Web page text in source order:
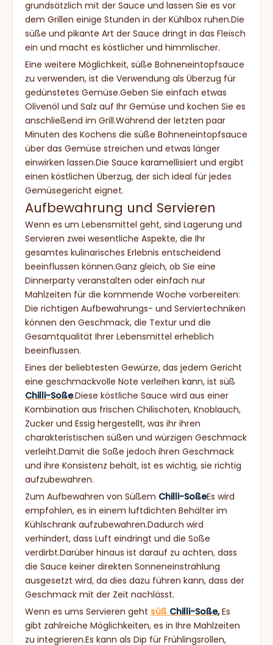
grundsätzlich mit der Sauce und lassen Sie es vor
dem Grillen einige Stunden in der Kühlbox ruhen.Die
süße und pikante Art der Sauce dringt in das Fleisch
ein und macht es köstlicher und himmlischer.
Eine weitere Möglichkeit, süße Bohneneintopfsauce
zu verwenden, ist die Verwendung als Überzug für
gedünstetes Gemüse.Geben Sie einfach etwas
Olivenöl und Salz auf Ihr Gemüse und kochen Sie es
anschließend im Grill.Während der letzten paar
Minuten des Kochens die süße Bohneneintopfsauce
über das Gemüse streichen und etwas länger
einwirken lassen.Die Sauce karamellisiert und ergibt
einen köstlichen Überzug, der sich ideal für jedes
Gemüsegericht eignet.
Aufbewahrung und Servieren
Wenn es um Lebensmittel geht, sind Lagerung und
Servieren zwei wesentliche Aspekte, die Ihr
gesamtes kulinarisches Erlebnis entscheidend
beeinflussen können.Ganz gleich, ob Sie eine
Dinnerparty veranstalten oder einfach nur
Mahlzeiten für die kommende Woche vorbereiten:
Die richtigen Aufbewahrungs- und Serviertechniken
können den Geschmack, die Textur und die
Gesamtqualität Ihrer Lebensmittel erheblich
beeinflussen.
Eines der beliebtesten Gewürze, das jedem Gericht
eine geschmackvolle Note verleihen kann, ist süß
Chilli-Soße.Diese köstliche Sauce wird aus einer
Kombination aus frischen Chilischoten, Knoblauch,
Zucker und Essig hergestellt, was ihr ihren
charakteristischen süßen und würzigen Geschmack
verleiht.Damit die Soße jedoch ihren Geschmack
und ihre Konsistenz behält, ist es wichtig, sie richtig
aufzubewahren.
Zum Aufbewahren von Süßem Chilli-SoßeEs wird
empfohlen, es in einem luftdichten Behälter im
Kühlschrank aufzubewahren.Dadurch wird
verhindert, dass Luft eindringt und die Soße
verdirbt.Darüber hinaus ist darauf zu achten, dass
die Sauce keiner direkten Sonneneinstrahlung
ausgesetzt wird, da dies dazu führen kann, dass der
Geschmack mit der Zeit nachlässt.
Wenn es ums Servieren geht süß Chilli-Soße,Es
gibt zahlreiche Möglichkeiten, es in Ihre Mahlzeiten
zu integrieren.Es kann als Dip für Frühlingsrollen,